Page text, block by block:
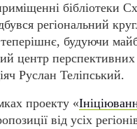
бібліотеки
регіональний
будуючи
центр
Руслан Теліпський.
проекту «
від усіх